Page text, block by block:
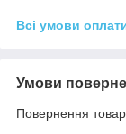
Всі умови
Умови
Повернення